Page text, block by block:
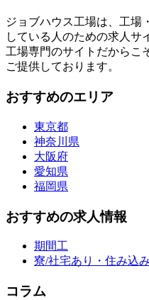
ジョブハウス工場は、工場
している人のための求人サ
工場専門のサイトだからこ
ご提供しております。
おすすめのエリア
東京都
神奈川県
大阪府
愛知県
福岡県
おすすめの求人情報
期間工
寮/社宅あり・住み込み
コラム